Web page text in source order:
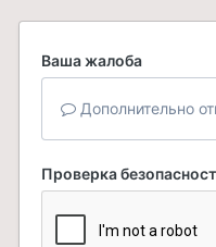
Ваша жалоба
Дополнительно
Проверка